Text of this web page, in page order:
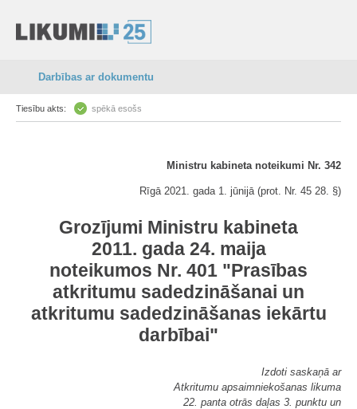
Darbības ar dokumentu
Tiesību akts: spēkā esošs
Ministru kabineta noteikumi Nr. 342
Rīgā 2021. gada 1. jūnijā (prot. Nr. 45 28. §)
Grozījumi Ministru kabineta
2011. gada 24. maija
noteikumos Nr. 401 "Prasības
atkritumu sadedzināšanai un
atkritumu sadedzināšanas iekārtu
darbībai"
Izdoti saskaņā ar
Atkritumu apsaimniekošanas likuma
22. panta otrās daļas 3. punktu un